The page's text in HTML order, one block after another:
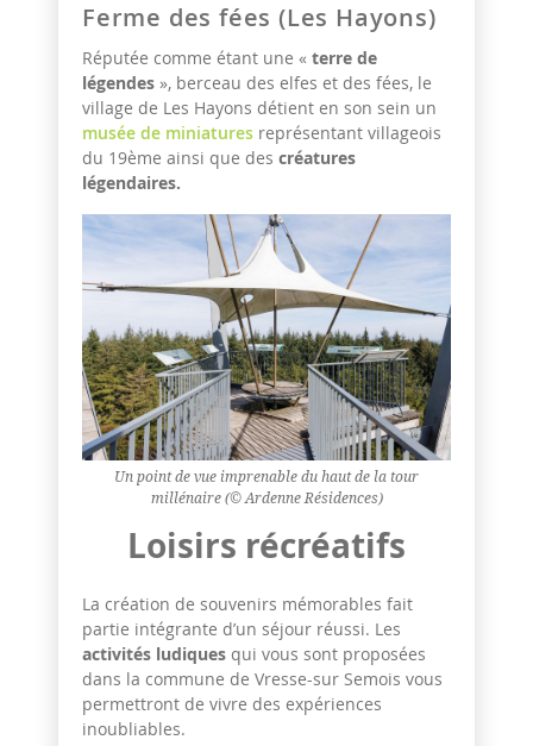
Ferme des fées (Les Hayons)
Réputée comme étant une « terre de
légendes », berceau des elfes et des fées, le
village de Les Hayons détient en son sein un
musée de miniatures représentant villageois
du 19ème ainsi que des créatures
légendaires.
Un point de vue imprenable du haut de la tour
millénaire (© Ardenne Résidences)
Loisirs récréatifs
La création de souvenirs mémorables fait
partie intégrante d’un séjour réussi. Les
activités ludiques qui vous sont proposées
dans la commune de Vresse-sur Semois vous
permettront de vivre des expériences
inoubliables.